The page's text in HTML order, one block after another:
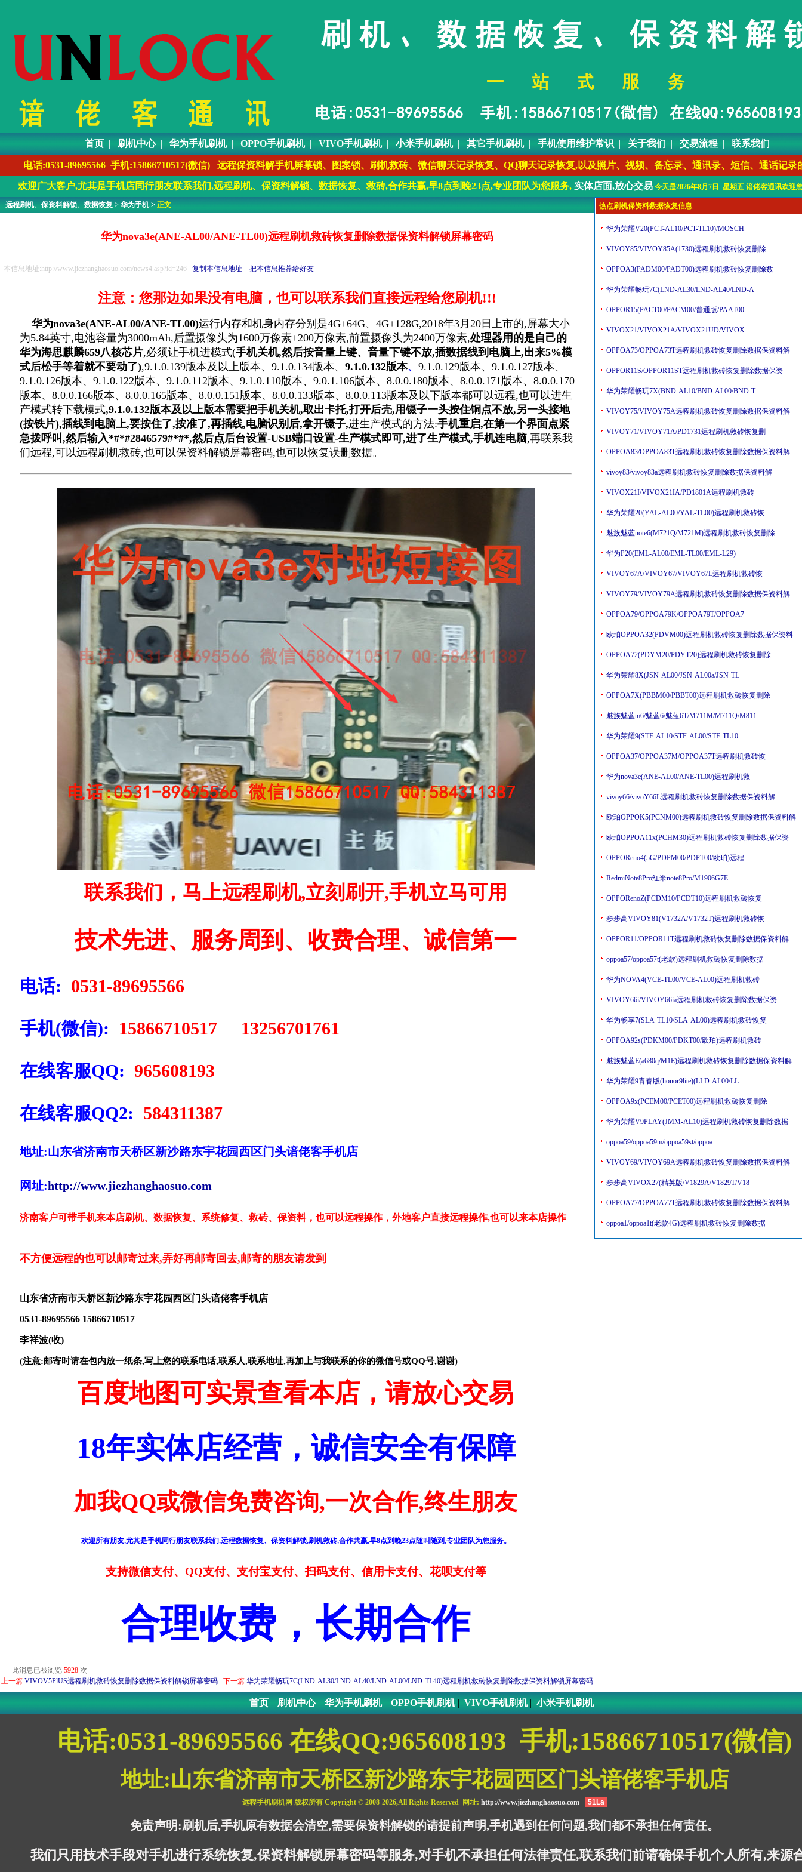
首页| 刷机中心| 华为手机刷机| OPPO手机刷机| VIVO手机刷机| 小米手机刷机| 其它手机刷机| 手机使用维护常识 | 关于我们 | 交易流程| 联系我们
电话:0531-89695566 手机:15866710517(微信) 远程保资料解手机屏幕锁、图案锁、刷机救砖、微信聊天记录恢复、QQ聊天记录恢复,以及照片、视频、备忘录、通讯录、短信、通话记录
欢迎广大客户,尤其是手机店同行朋友联系我们,远程刷机、保资料解锁、数据恢复、救砖,合作共赢,早8点到晚23点,专业团队为您服务, 实体店面,放心交易 今天是2026年8月7日 星期五 谙佬客通讯欢迎
远程刷机、保资料解锁、数据恢复 > 华为手机> 正文
华为nova3e(ANE-AL00/ANE-TL00)远程刷机救砖恢复删除数据保资料解锁屏幕密码
本信息地址:http://www.jiezhanghaosuo.com/news4.asp?id=246 复制本信息地址 把本信息推荐给好友
注意：您那边如果没有电脑，也可以联系我们直接远程给您刷机!!!
华为nova3e(ANE-AL00/ANE-TL00)运行内存和机身内存分别是4G+64G、4G+128G,2018年3月20日上市的,屏幕大小
为5.84英寸,电池容量为3000mAh,后置摄像头为1600万像素+200万像素,前置摄像头为2400万像素,处理器用的是自己的
华为海思麒麟659八核芯片,必须让手机进模式(手机关机,然后按音量上键、音量下键不放,插数据线到电脑上,出来5%模
式后松手等着就不要动了),9.1.0.139版本及以上版本、9.1.0.134版本、 9.1.0.132版本、 9.1.0.129版本、9.1.0.127版本、
9.1.0.126版本、9.1.0.122版本、9.1.0.112版本、9.1.0.110版本、9.0.1.106版本、8.0.0.180版本、8.0.0.171版本、8.0.0.170
版本、8.0.0.166版本、8.0.0.165版本、8.0.0.151版本、8.0.0.133版本、8.0.0.113版本及以下版本都可以远程,也可以进生
产模式转下载模式,9.1.0.132版本及以上版本需要把手机关机,取出卡托,打开后壳,用镊子一头按住铜点不放,另一头接地
(按铁片),插线到电脑上,要按住了,按准了,再插线,电脑识别后,拿开镊子,进生产模式的方法:手机重启,在第一个界面点紧
急拨呼叫,然后输入*#*#2846579#*#*,然后点后台设置-USB端口设置-生产模式即可,进了生产模式,手机连电脑,再联系我
们远程,可以远程刷机救砖,也可以保资料解锁屏幕密码,也可以恢复误删数据。
联系我们，马上远程刷机,立刻刷开,手机立马可用
技术先进、服务周到、收费合理、诚信第一
电话: 0531-89695566
手机(微信): 15866710517 13256701761
在线客服QQ: 965608193
在线客服QQ2: 584311387
地址:山东省济南市天桥区新沙路东宇花园西区门头谙佬客手机店
网址:http://www.jiezhanghaosuo.com
济南客户可带手机来本店刷机、数据恢复、系统修复、救砖、保资料，也可以远程操作，外地客户直接远程操作,也可以来本店操作
不方便远程的也可以邮寄过来,弄好再邮寄回去,邮寄的朋友请发到
山东省济南市天桥区新沙路东宇花园西区门头谙佬客手机店
0531-89695566 15866710517
李祥波(收)
(注意:邮寄时请在包内放一纸条,写上您的联系电话,联系人,联系地址,再加上与我联系的你的微信号或QQ号,谢谢)
百度地图可实景查看本店，请放心交易
18年实体店经营，诚信安全有保障
加我QQ或微信免费咨询,一次合作,终生朋友
欢迎所有朋友,尤其是手机同行朋友联系我们,远程数据恢复、保资料解锁,刷机救砖,合作共赢,早8点到晚23点随叫随到,专业团队为您服务。
支持微信支付、QQ支付、支付宝支付、扫码支付、信用卡支付、花呗支付等
合理收费，长期合作
此消息已被浏览 5928 次
上一篇:VIVOV5PlUS远程刷机救砖恢复删除数据保资料解锁屏幕密码 下一篇:华为荣耀畅玩7C(LND-AL30/LND-AL40/LND-AL00/LND-TL40)远程刷机救砖恢复删除数据保资料解锁屏幕密码
热点刷机保资料数据恢复信息
华为荣耀V20(PCT-AL10/PCT-TL10)/MOSCH
VIVOY85/VIVOY85A(1730)远程刷机救砖恢复删除
OPPOA3(PADM00/PADT00)远程刷机救砖恢复删除数
华为荣耀畅玩7C(LND-AL30/LND-AL40/LND-A
OPPOR15(PACT00/PACM00/普通版/PAAT00
VIVOX21/VIVOX21A/VIVOX21UD/VIVOX
OPPOA73/OPPOA73T远程刷机救砖恢复删除数据保资料解
OPPOR11S/OPPOR11ST远程刷机救砖恢复删除数据保资
华为荣耀畅玩7X(BND-AL10/BND-AL00/BND-T
VIVOY75/VIVOY75A远程刷机救砖恢复删除数据保资料解
VIVOY71/VIVOY71A/PD1731远程刷机救砖恢复删
OPPOA83/OPPOA83T远程刷机救砖恢复删除数据保资料解
vivoy83/vivoy83a远程刷机救砖恢复删除数据保资料解
VIVOX21I/VIVOX21IA/PD1801A远程刷机救砖
华为荣耀20(YAL-AL00/YAL-TL00)远程刷机救砖恢
魅族魅蓝note6(M721Q/M721M)远程刷机救砖恢复删除
华为P20(EML-AL00/EML-TL00/EML-L29)
VIVOY67A/VIVOY67/VIVOY67L远程刷机救砖恢
VIVOY79/VIVOY79A远程刷机救砖恢复删除数据保资料解
OPPOA79/OPPOA79K/OPPOA79T/OPPOA7
欧珀OPPOA32(PDVM00)远程刷机救砖恢复删除数据保资料
OPPOA72(PDYM20/PDYT20)远程刷机救砖恢复删除
华为荣耀8X(JSN-AL00/JSN-AL00a/JSN-TL
OPPOA7X(PBBM00/PBBT00)远程刷机救砖恢复删除
魅族魅蓝m6/魅蓝6/魅蓝6T/M711M/M711Q/M811
华为荣耀9(STF-AL10/STF-AL00/STF-TL10
OPPOA37/OPPOA37M/OPPOA37T远程刷机救砖恢
华为nova3e(ANE-AL00/ANE-TL00)远程刷机救
vivoy66/vivoY66L远程刷机救砖恢复删除数据保资料解
欧珀OPPOK5(PCNM00)远程刷机救砖恢复删除数据保资料解
欧珀OPPOA11x(PCHM30)远程刷机救砖恢复删除数据保资
OPPOReno4(5G/PDPM00/PDPT00/欧珀)远程
RedmiNote8Pro红米note8Pro/M1906G7E
OPPORenoZ(PCDM10/PCDT10)远程刷机救砖恢复
步步高VIVOY81(V1732A/V1732T)远程刷机救砖恢
OPPOR11/OPPOR11T远程刷机救砖恢复删除数据保资料解
oppoa57/oppoa57t(老款)远程刷机救砖恢复删除数据
华为NOVA4(VCE-TL00/VCE-AL00)远程刷机救砖
VIVOY66i/VIVOY66ia远程刷机救砖恢复删除数据保资
华为畅享7(SLA-TL10/SLA-AL00)远程刷机救砖恢复
OPPOA92s(PDKM00/PDKT00/欧珀)远程刷机救砖
魅族魅蓝E(a680q/M1E)远程刷机救砖恢复删除数据保资料解
华为荣耀9青春版(honor9lite)(LLD-AL00/LL
OPPOA9x(PCEM00/PCET00)远程刷机救砖恢复删除
华为荣耀V9PLAY(JMM-AL10)远程刷机救砖恢复删除数据
oppoa59/oppoa59m/oppoa59st/oppoa
VIVOY69/VIVOY69A远程刷机救砖恢复删除数据保资料解
步步高VIVOX27(精英版/V1829A/V1829T/V18
OPPOA77/OPPOA77T远程刷机救砖恢复删除数据保资料解
oppoa1/oppoa1t(老款4G)远程刷机救砖恢复删除数据
首页| 刷机中心| 华为手机刷机| OPPO手机刷机| VIVO手机刷机| 小米手机刷机|
电话:0531-89695566 在线QQ:965608193 手机:15866710517(微信)
地址:山东省济南市天桥区新沙路东宇花园西区门头谙佬客手机店
远程手机刷机网 版权所有 Copyright © 2008-2026,All Rights Reserved 网址: http://www.jiezhanghaosuo.com 51La
免责声明:刷机后,手机原有数据会清空,需要保资料解锁的请提前声明,手机遇到任何问题,我们都不承担任何责任。
我们只用技术手段对手机进行系统恢复,保资料解锁屏幕密码等服务,对手机不承担任何法律责任,联系我们前请确保手机个人所有,来源